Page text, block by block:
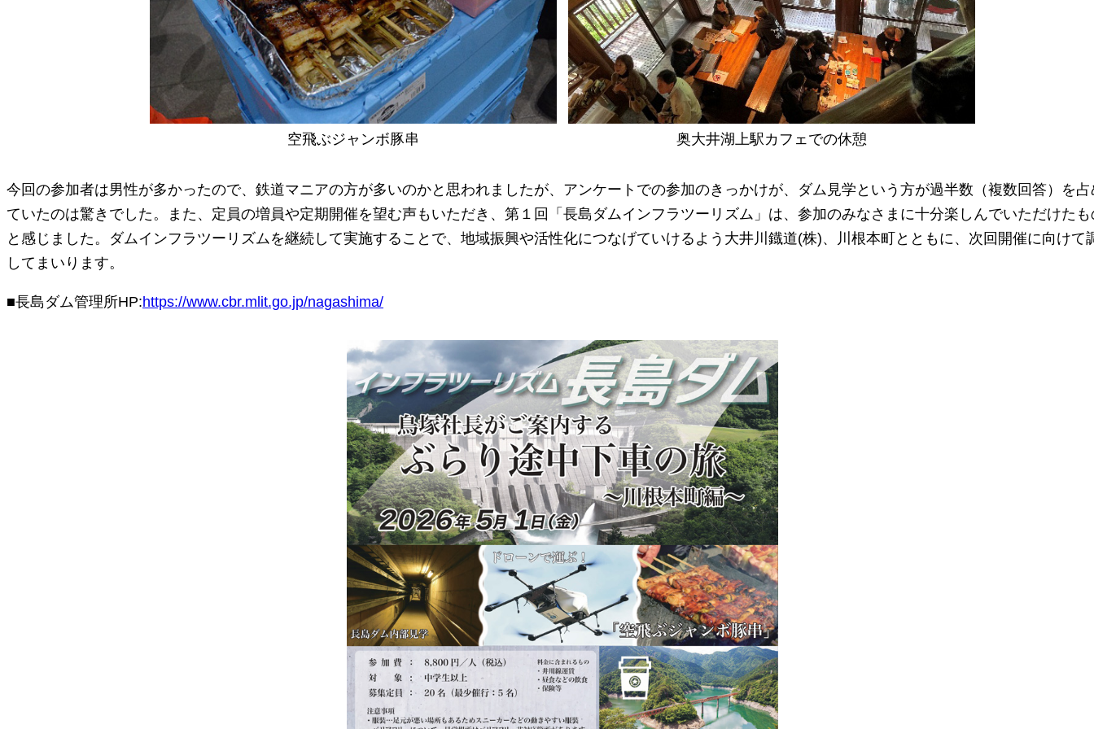
空飛ぶジャンボ豚串 奥大井湖上駅カフェでの休憩
今回の参加者は男性が多かったので、鉄道マニアの方が多いのかと思われましたが、アンケートでの参加のきっかけが、ダム見学という方が過半数（複数回答）を占
ていたのは驚きでした。また、定員の増員や定期開催を望む声もいただき、第１回「長島ダムインフラツーリズム」は、参加のみなさまに十分楽しんでいただけたも
と感じました。ダムインフラツーリズムを継続して実施することで、地域振興や活性化につなげていけるよう大井川鐡道(株)、川根本町とともに、次回開催に向けて
してまいります。
■長島ダム管理所HP:https://www.cbr.mlit.go.jp/nagashima/